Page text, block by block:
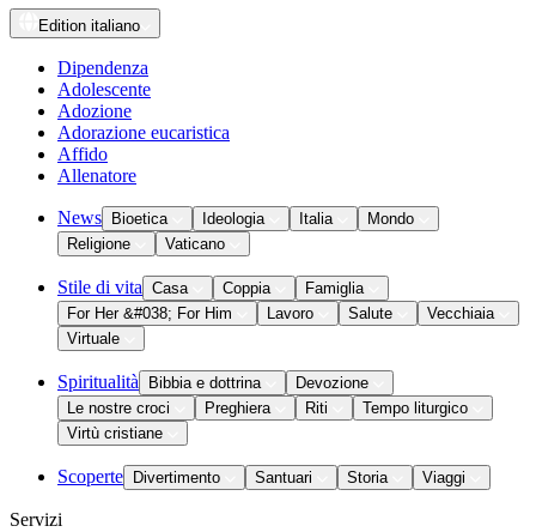
Edition italiano
Dipendenza
Adolescente
Adozione
Adorazione eucaristica
Affido
Allenatore
News Bioetica Ideologia Italia
Mondo
Religione
Vaticano
Stile di vita Casa Coppia
Famiglia
For Her &#038; For Him
Lavoro Salute
Vecchiaia
Virtuale
Spiritualità Bibbia e dottrina
Devozione
Le nostre croci
Preghiera Riti
Tempo liturgico
Virtù cristiane
Scoperte Divertimento Santuari Storia Viaggi
Servizi